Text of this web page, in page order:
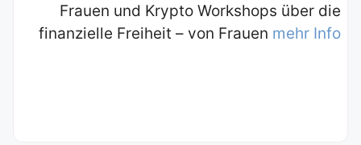
Frauen und Krypto Workshops über die
finanzielle Freiheit – von Frauen mehr Info